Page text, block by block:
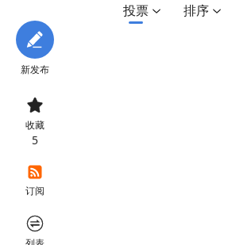
新发布

收藏
5
订阅

投票 排序